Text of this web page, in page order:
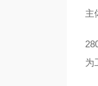
主
为